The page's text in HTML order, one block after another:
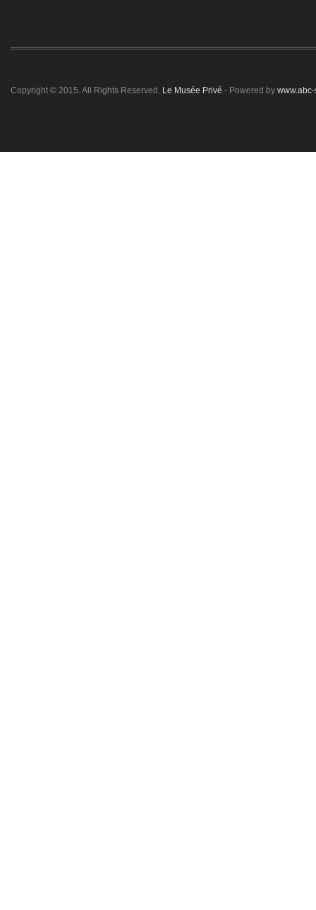
Copyright © 2015. All Rights Reserved. Le Musée Privé - Powered by